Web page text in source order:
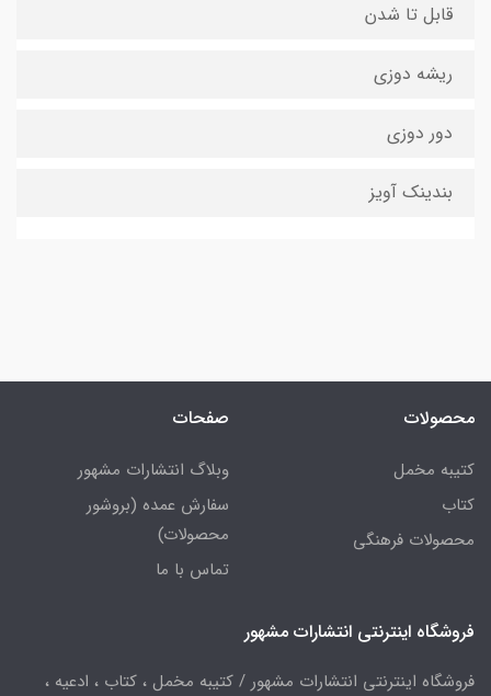
قابل تا شدن
ریشه دوزی
دور دوزی
بندینک آویز
محصولات
کتیبه مخمل
کتاب
محصولات فرهنگی
صفحات
وبلاگ انتشارات مشهور
سفارش عمده (بروشور
محصولات)
تماس با ما
فروشگاه اینترنتی انتشارات مشهور
فروشگاه اینترنتی انتشارات مشهور / کتیبه مخمل ، کتاب ، ادعیه ،